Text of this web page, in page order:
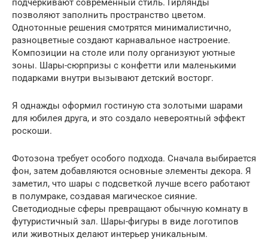
подчеркивают современный стиль. Гирлянды
позволяют заполнить пространство цветом.
Однотонные решения смотрятся минималистично,
разноцветные создают карнавальное настроение.
Композиции на столе или полу организуют уютные
зоны. Шары-сюрпризы с конфетти или маленькими
подарками внутри вызывают детский восторг.
Я однажды оформил гостиную ста золотыми шарами
для юбилея друга, и это создало невероятный эффект
роскоши.
Фотозона требует особого подхода. Сначала выбирается
фон, затем добавляются основные элементы декора. Я
заметил, что шары с подсветкой лучше всего работают
в полумраке, создавая магическое сияние.
Светодиодные сферы превращают обычную комнату в
футуристичный зал. Шары-фигуры в виде логотипов
или животных делают интерьер уникальным.